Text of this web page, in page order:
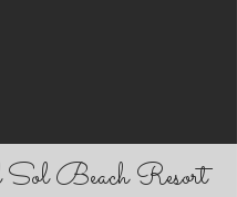
Sol Beach Resort